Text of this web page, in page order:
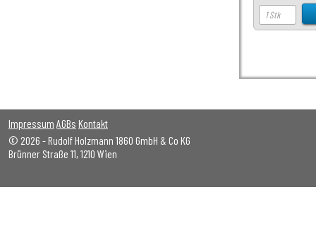
Impressum AGBs Kontakt
© 2026 - Rudolf Holzmann 1860 GmbH & Co KG
Brünner Straße 11, 1210 Wien